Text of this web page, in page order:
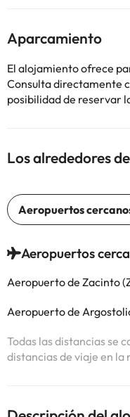
Aparcamiento
El alojamiento ofrece
Consulta directamente
posibilidad de reservar
Los alrededores
Aeropuertos
Aeropuerto de Zacinto
Aeropuerto de
Todas las distancias se
distancias de viaje en